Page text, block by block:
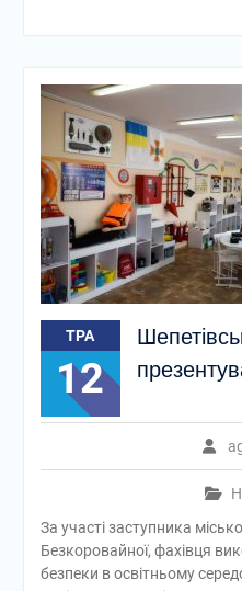
ТРА
12
За участі заступника
Безкоровайної, фахівця
безпеки в освітньому